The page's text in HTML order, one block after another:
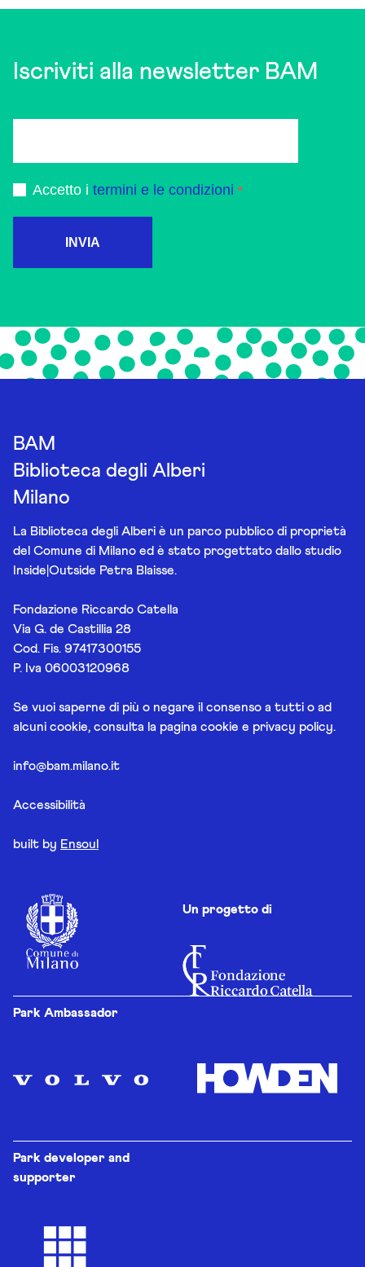
Iscriviti alla newsletter BAM
Accetto i termini e le condizioni
INVIA
BAM
Biblioteca degli Alberi
Milano
La Biblioteca degli Alberi è un parco pubblico di proprietà
del Comune di Milano ed è stato progettato dallo studio
Inside|Outside Petra Blaisse.
Fondazione Riccardo Catella
Via G. de Castillia 28
Cod. Fis. 97417300155
P. Iva 06003120968
Se vuoi saperne di più o negare il consenso a tutti o ad
alcuni cookie, consulta la pagina cookie e privacy policy.
info@bam.milano.it
Accessibilità
built by Ensoul
Un progetto di
Park Ambassador
Park developer and
supporter